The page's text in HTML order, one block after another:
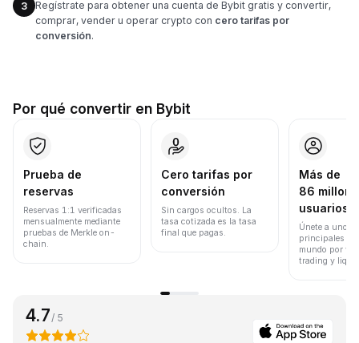
3
Regístrate para obtener una cuenta de Bybit gratis y convertir,
comprar, vender u operar crypto con cero tarifas por
conversión.
Por qué convertir en Bybit
Prueba de
reservas
Reservas 1:1 verificadas
mensualmente mediante
pruebas de Merkle on-
chain.
Cero tarifas por
conversión
Sin cargos ocultos. La
tasa cotizada es la tasa
final que pagas.
Más de
86
usuarios
Únete a uno
principales
mundo por
trading y
4.7 / 5